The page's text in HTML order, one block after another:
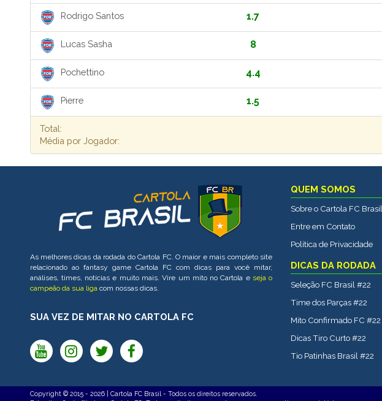
Rodrigo Santos 1.7
Lucas Sasha 8
Pochettino 4.4
Pierre 1.5
Total:
Média por Jogador:
As melhores dicas da rodada do Cartola FC. O maior e mais completo site
relacionado ao fantasy game Cartola FC com dicas para você mitar,
análises, times, notícias e muito mais. Vire um mito no Cartola e seja o
campeão da sua liga com nossas dicas.
SUA VEZ DE MITAR NO CARTOLA FC
QUEM SOMOS
Sobre o Cartola FC Brasil
Entre em Contato
Política de Privacidade
DICAS DA RODADA
Seleção FC Brasil #22
Time dos Parças #22
Mito Confirmado FC #22
Dicas Tiro Curto #22
Tio Patinhas Brasil #22
Copyright © 2015 - 2026 | Cartola FC Brasil - Todos os direitos reservados.